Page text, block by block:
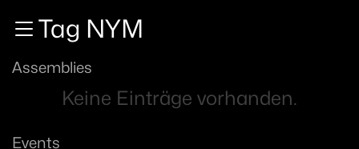
Zum Inhalt
Zum Footer
Tag NYM
Assemblies
Keine Einträge vorhanden.
Events